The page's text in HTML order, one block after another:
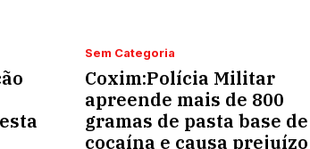
Sem Categoria
Coxim:Polícia Militar
apreende mais de 800
gramas de pasta base de
cocaína e causa prejuízo